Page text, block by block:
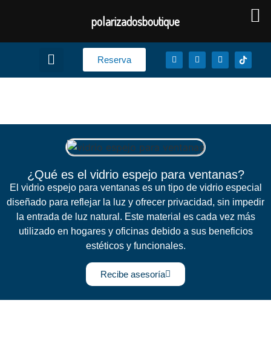
Reserva
¿Qué es el vidrio espejo para ventanas?
El vidrio espejo para ventanas es un tipo de vidrio especial
diseñado para reflejar la luz y ofrecer privacidad, sin impedir
la entrada de luz natural. Este material es cada vez más
utilizado en hogares y oficinas debido a sus beneficios
estéticos y funcionales.
Recibe asesoría
polarizadosboutique